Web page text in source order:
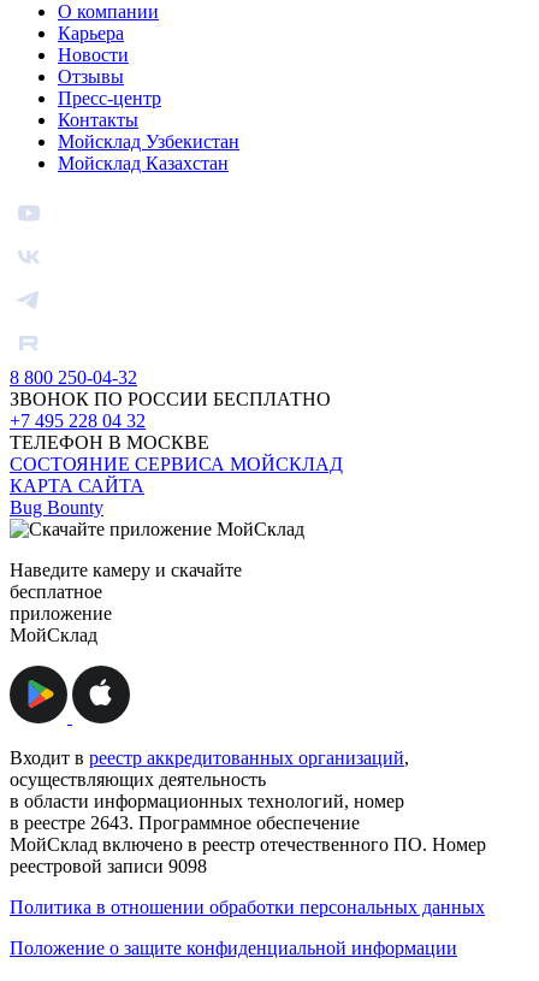
О компании
Карьера
Новости
Отзывы
Пресс-центр
Контакты
Мойсклад Узбекистан
Мойсклад Казахстан
8 800 250-04-32
ЗВОНОК ПО РОССИИ БЕСПЛАТНО
+7 495 228 04 32
ТЕЛЕФОН В МОСКВЕ
СОСТОЯНИЕ СЕРВИСА МОЙСКЛАД
КАРТА САЙТА
Bug Bounty
Наведите камеру и скачайте
бесплатное
приложение
МойСклад
Входит в реестр аккредитованных организаций,
осуществляющих деятельность
в области информационных технологий, номер
в реестре 2643. Программное обеспечение
МойСклад включено в реестр отечественного ПО. Номер
реестровой записи 9098
Политика в отношении обработки персональных данных
Положение о защите конфиденциальной информации